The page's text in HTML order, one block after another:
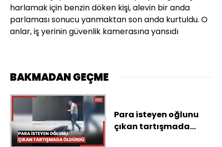
harlamak için benzin döken kişi, alevin bir anda
parlaması sonucu yanmaktan son anda kurtuldu. O
anlar, iş yerinin güvenlik kamerasına yansıdı
BAKMADAN GEÇME
Para isteyen oğlunu
çıkan tartışmada